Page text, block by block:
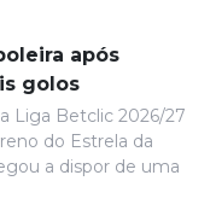
após
golos
Liga Betclic 2026/27
do Estrela da
a dispor de uma